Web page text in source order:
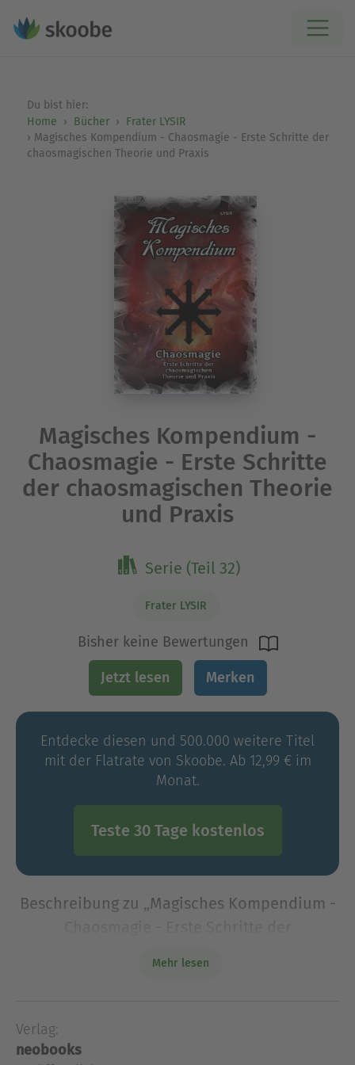
Du bist hier:
Home
Bücher
Frater LYSIR
Magisches Kompendium - Chaosmagie - Erste Schritte der
chaosmagischen Theorie und Praxis
Magisches Kompendium -
Chaosmagie - Erste Schritte
der chaosmagischen Theorie
und Praxis
Serie (Teil 32)
Frater LYSIR
Bisher keine Bewertungen
Jetzt lesen Merken
Entdecke diesen und 500.000 weitere Titel
mit der Flatrate von Skoobe. Ab 12,99 € im
Monat.
Teste 30 Tage kostenlos
Beschreibung zu „Magisches Kompendium -
entfalten, unabhängig von Paradigmen, Systemen,
Schablonen, Mustern und Dogmen. Doch um sich
hier voll und g
Mehr lesen
Verlag:
neobooks